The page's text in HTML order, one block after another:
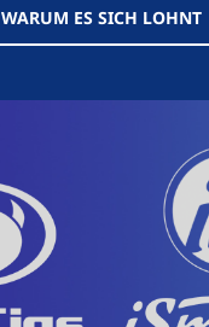
WARUM ES SICH LOHNT